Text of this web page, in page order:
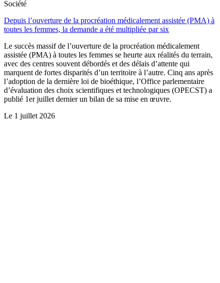
Société
Depuis l’ouverture de la procréation médicalement assistée (PMA) à
toutes les femmes, la demande a été multipliée par six
Le succès massif de l’ouverture de la procréation médicalement
assistée (PMA) à toutes les femmes se heurte aux réalités du terrain,
avec des centres souvent débordés et des délais d’attente qui
marquent de fortes disparités d’un territoire à l’autre. Cinq ans après
l’adoption de la dernière loi de bioéthique, l’Office parlementaire
d’évaluation des choix scientifiques et technologiques (OPECST) a
publié 1er juillet dernier un bilan de sa mise en œuvre.
Le 1 juillet 2026